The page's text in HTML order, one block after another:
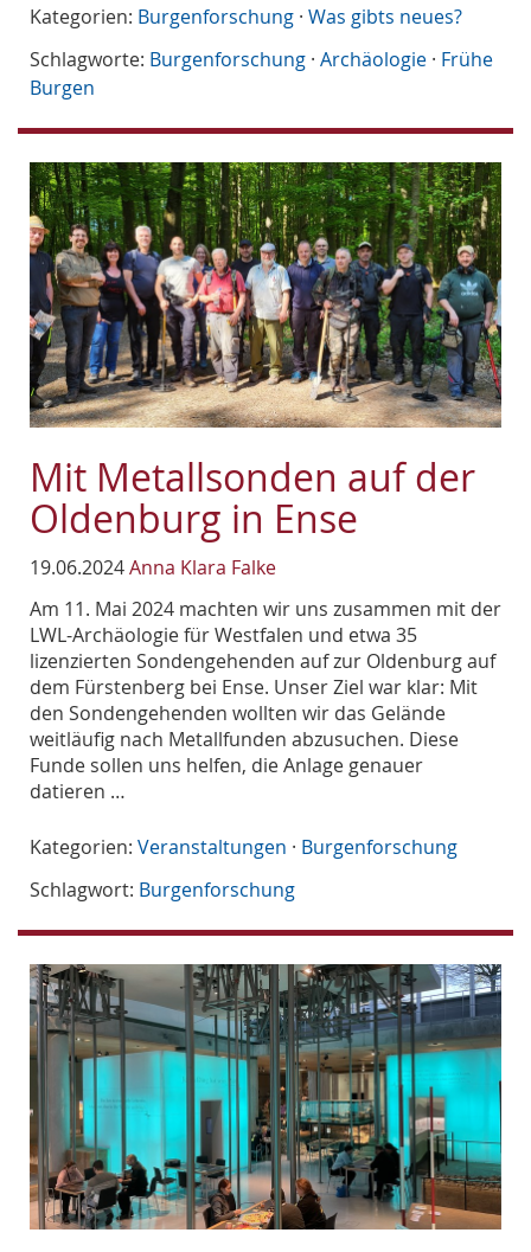
Kategorien: Burgenforschung · Was gibts neues?
Schlagworte: Burgenforschung · Archäologie · Frühe
Burgen
Mit Metallsonden auf der
Oldenburg in Ense
19.06.2024Anna Klara Falke
Am 11. Mai 2024 machten wir uns zusammen mit der
LWL-Archäologie für Westfalen und etwa 35
lizenzierten Sondengehenden auf zur Oldenburg auf
dem Fürstenberg bei Ense. Unser Ziel war klar: Mit
den Sondengehenden wollten wir das Gelände
weitläufig nach Metallfunden abzusuchen. Diese
Funde sollen uns helfen, die Anlage genauer
datieren …
Kategorien: Veranstaltungen · Burgenforschung
Schlagwort: Burgenforschung